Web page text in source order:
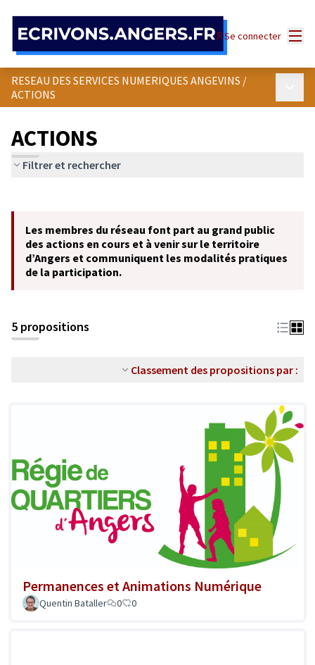
Se connecter
RESEAU DES SERVICES NUMERIQUES ANGEVINS /
ACTIONS
ACTIONS
Filtrer et rechercher
−
Les membres du réseau font part au grand public
des actions en cours et à venir sur le territoire
d’Angers et communiquent les modalités pratiques
de la participation.
5 propositions
Classement des propositions par :
Permanences et Animations Numérique
Quentin Bataller 0 0